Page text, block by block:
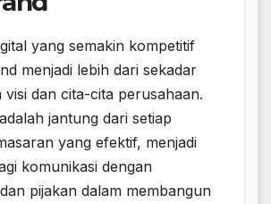
yang semakin kompetitif
menjadi lebih dari sekadar
visi dan cita-cita perusahaan.
jantung dari setiap
yang efektif, menjadi
komunikasi dengan
pijakan dalam membangun